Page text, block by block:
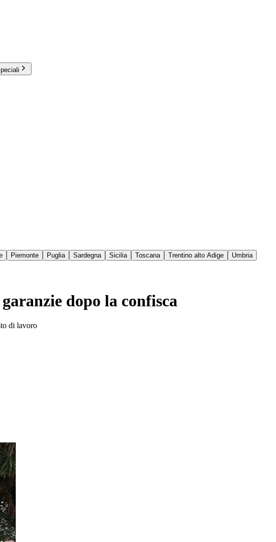
Piemonte Puglia Sardegna Sicilia Toscana Trentino alto Adige
Umbria
dopo la confisca
di lavoro